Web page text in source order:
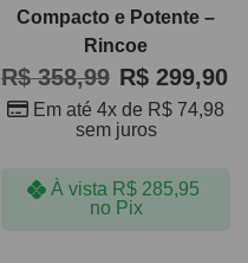
Compacto e Potente –
Rincoe
R$358,99 R$ 299,90
Em até 4x de R$ 74,98
sem juros
À vista R$ 285,95
no Pix